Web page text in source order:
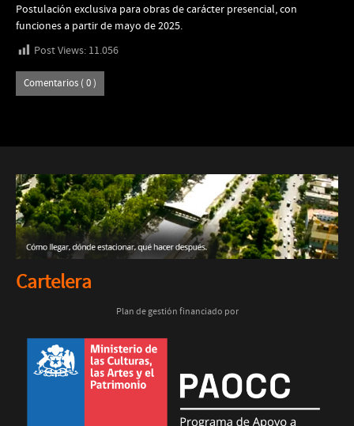
Postulación exclusiva para obras de carácter presencial, con
funciones a partir de mayo de 2025.
Post Views: 11.056
Comentarios ( 0 )
Cartelera
Plan de gestión financiado por